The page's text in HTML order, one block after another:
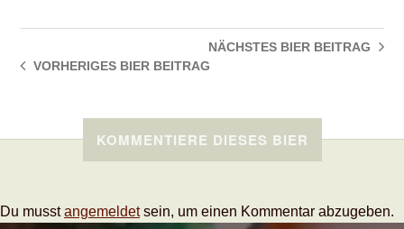
NÄCHSTES BIERBEITRAG
VORHERIGES BIER BEITRAG
KOMMENTIERE DIESES BIER
Du musstangemeldetsein, um einen Kommentar abzugeben.